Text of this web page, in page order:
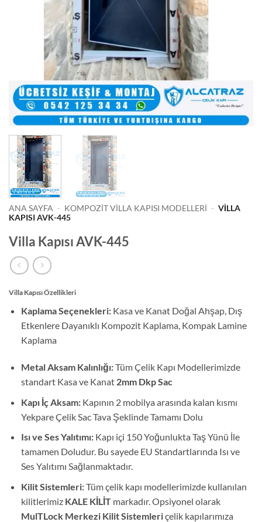
ANA SAYFA - KOMPOZIT VILLA KAPISI MODELLERI - VILLA
KAPISI AVK-445
Villa Kapısı AVK-445
Villa Kapısı Özellikleri
Kaplama Seçenekleri: Kasa ve Kanat Doğal Ahşap, Dış
Etkenlere Dayanıklı Kompozit Kaplama, Kompak Lamine
Kaplama
Metal Aksam Kalınlığı:Tüm Çelik Kapı Modellerimizde
standart Kasa ve Kanat 2mm Dkp Sac
Kapı İç Aksam:Kapının 2 mobilya arasında kalan kısmı
Yekpare Çelik Sac Tava Şeklinde Tamamı Dolu
Isı ve Ses Yalıtımı:Kapı içi 150 Yoğunlukta Taş Yünü İle
tamamen Doludur. Bu sayede EU Standartlarında Isı ve
Ses Yalıtımı Sağlanmaktadır.
Kilit Sistemleri:Tüm çelik kapı modellerimizde kullanılan
kilitlerimiz KALE KİLİT markadır. Opsiyonel olarak
MulTLock Merkezi Kilit Sistemleriçelik kapılarımıza